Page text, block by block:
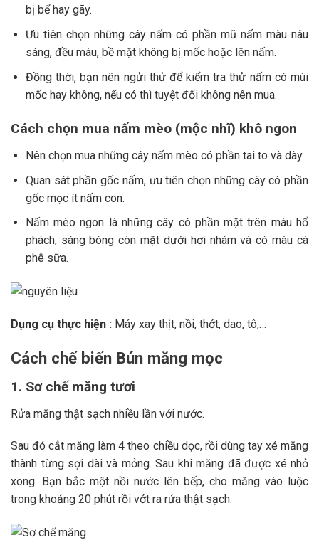
bị bể hay gãy.
Ưu tiên chọn những cây nấm có phần mũ nấm màu nâu
sáng, đều màu, bề mặt không bị mốc hoặc lên nấm.
Đồng thời, bạn nên ngửi thử để kiểm tra thử nấm có mùi
mốc hay không, nếu có thì tuyệt đối không nên mua.
Cách chọn mua nấm mèo (mộc nhĩ) khô ngon
Nên chọn mua những cây nấm mèo có phần tai to và dày.
Quan sát phần gốc nấm, ưu tiên chọn những cây có phần
gốc mọc ít nấm con.
Nấm mèo ngon là những cây có phần mặt trên màu hổ
phách, sáng bóng còn mặt dưới hơi nhám và có màu cà
phê sữa.
Dụng cụ thực hiện : Máy xay thịt, nồi, thớt, dao, tô,…
Cách chế biến Bún măng mọc
1. Sơ chế măng tươi
Rửa măng thật sạch nhiều lần với nước.
Sau đó cắt măng làm 4 theo chiều dọc, rồi dùng tay xé măng
thành từng sợi dài và mỏng. Sau khi măng đã được xé nhỏ
xong. Bạn bắc một nồi nước lên bếp, cho măng vào luộc
trong khoảng 20 phút rồi vớt ra rửa thật sạch.